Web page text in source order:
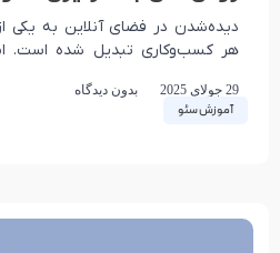
آموزش سئو
دیده‌شدن در فضای آنلاین به یکی
هر کسب‌وکاری تبدیل شده است.
29 جولای 2025 بدون دیدگاه